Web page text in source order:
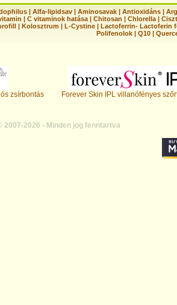
|Alfa-lipidsav |Aminosavak |Antioxidáns |
| C vitaminok hatása | Chitosan | Chlorella |
| Kolosztrum | L-Cystine | Lactoferrin- Lactoferin
Polifenolok |Q10 |
zsírbontás Forever Skin IPL villanófényes
2026 - Minden jog fenntartva